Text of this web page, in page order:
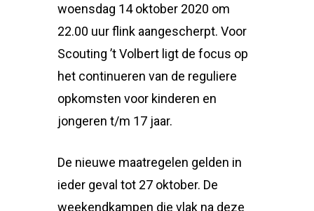
woensdag 14 oktober 2020 om
22.00 uur flink aangescherpt. Voor
Scouting ’t Volbert ligt de focus op
het continueren van de reguliere
opkomsten voor kinderen en
jongeren t/m 17 jaar.
De nieuwe maatregelen gelden in
ieder geval tot 27 oktober. De
weekendkampen die vlak na deze